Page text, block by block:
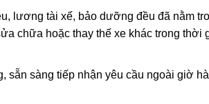
lương tài xế, bảo dưỡng đều đã nằm
chữa hoặc thay thế xe khác trong thời
sẵn sàng tiếp nhận yêu cầu ngoài giờ